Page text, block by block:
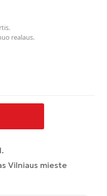
realaus.
Vilniaus mieste